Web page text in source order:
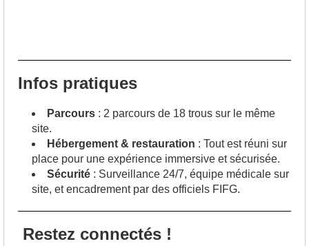
Infos pratiques
Parcours : 2 parcours de 18 trous sur le même
site.
Hébergement & restauration : Tout est réuni sur
place pour une expérience immersive et sécurisée.
Sécurité : Surveillance 24/7, équipe médicale sur
site, et encadrement par des officiels FIFG.
Restez connectés !